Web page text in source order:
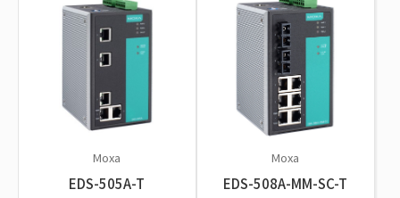
Moxa
EDS-505A-T
Moxa
EDS-508A-MM-SC-T